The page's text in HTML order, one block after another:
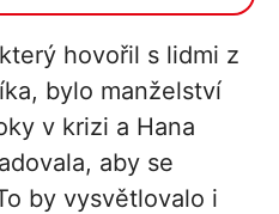
hovořil s lidmi z
bylo manželství
v krizi a Hana
aby se
by vysvětlovalo i